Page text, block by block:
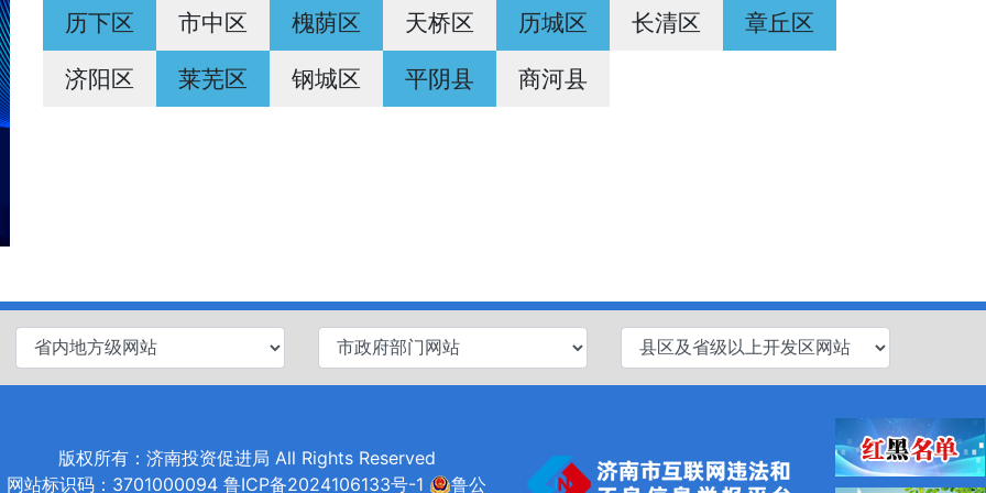
历下区 市中区 槐荫区 天桥区 历城区 长清区 章丘区
济阳区 莱芜区 钢城区 平阴县 商河县
版权所有：济南投资促进局 All Rights Reserved
网站标识码：3701000094 鲁ICP备2024106133号-1 鲁公